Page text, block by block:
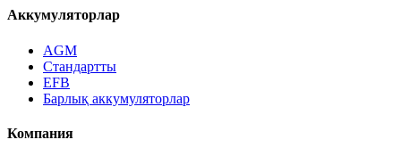
Аккумуляторлар
AGM
Стандартты
EFB
Барлық аккумуляторлар
Компания